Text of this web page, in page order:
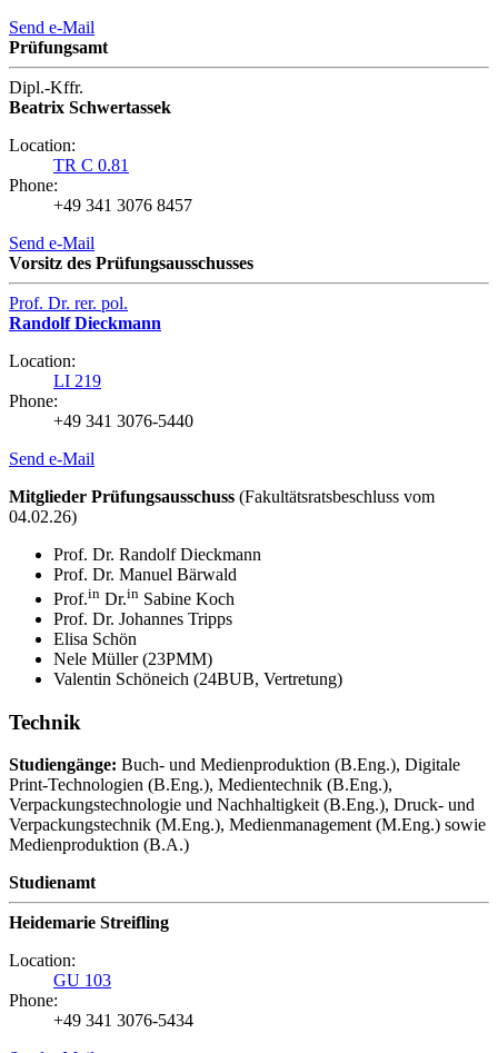
Send e-Mail
Prüfungsamt
Dipl.-Kffr.
Beatrix Schwertassek
Location:
TR C 0.81
Phone:
+49 341 3076 8457
Send e-Mail
Vorsitz des Prüfungsausschusses
Prof. Dr. rer. pol.
Randolf Dieckmann
Location:
LI 219
Phone:
+49 341 3076-5440
Send e-Mail
Mitglieder Prüfungsausschuss (Fakultätsratsbeschluss vom
04.02.26)
Prof. Dr. Randolf Dieckmann
Prof. Dr. Manuel Bärwald
Prof.in Dr.in Sabine Koch
Prof. Dr. Johannes Tripps
Elisa Schön
Nele Müller (23PMM)
Valentin Schöneich (24BUB, Vertretung)
Technik
Studiengänge: Buch- und Medienproduktion (B.Eng.), Digitale
Print-Technologien (B.Eng.), Medientechnik (B.Eng.),
Verpackungstechnologie und Nachhaltigkeit (B.Eng.), Druck- und
Verpackungstechnik (M.Eng.), Medienmanagement (M.Eng.) sowie
Medienproduktion (B.A.)
Studienamt
Heidemarie Streifling
Location:
GU 103
Phone:
+49 341 3076-5434